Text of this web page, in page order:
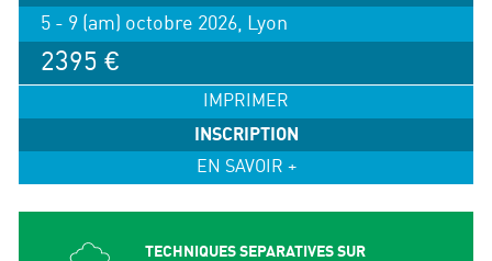
5 - 9 (am) octobre 2026, Lyon
2395 €
IMPRIMER
INSCRIPTION
EN SAVOIR +
TECHNIQUES SEPARATIVES SUR